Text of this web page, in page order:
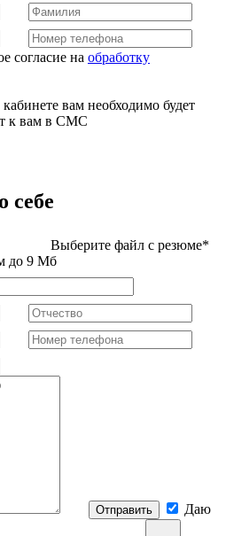
согласие на обработку
вам необходимо будет
к вам в СМС
себе
Выберите файл с резюме*
до 9 Мб
Отправить
Даю